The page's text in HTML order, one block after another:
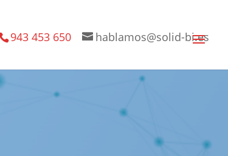
943 453 650 hablamos@solid-bi.es